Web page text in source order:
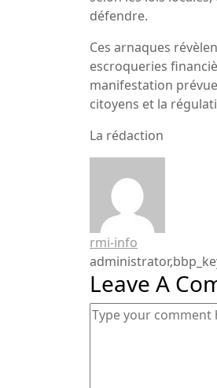
défendre.
Ces arnaques
escroqueries
manifestation
citoyens et la
La rédaction
rmi-info
Leave A